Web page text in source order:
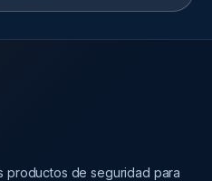
productos de seguridad para